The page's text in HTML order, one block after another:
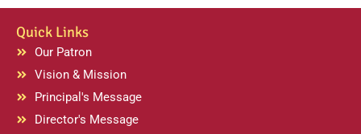
Quick Links
Our Patron
Vision & Mission
Principal's Message
Director's Message